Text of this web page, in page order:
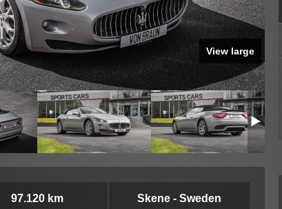
View large
97.120 km Skene - Sweden